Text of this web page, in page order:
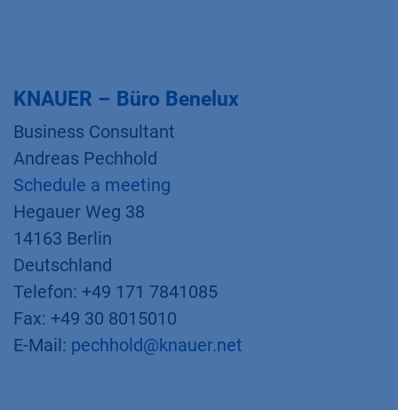
KNAUER – Büro Benelux
Business Consultant
Andreas Pechhold
Schedule a meeting
Hegauer Weg 38
14163 Berlin
Deutschland
Telefon: +49 171 7841085
Fax: +49 30 8015010
E-Mail: pechhold@knauer.net